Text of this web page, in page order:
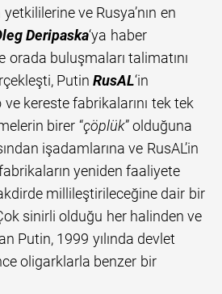
ve Rusya’nın en
Deripaska‘ya haber
orada buluşmaları talimatını
Putin RusAL‘in
kereste fabrikalarını tek tek
birer “çöplük” olduğuna
işadamlarına ve RusAL’in
yeniden faaliyete
millileştirileceğine dair bir
sinirli olduğu her halinden ve
Putin, 1999 yılında devlet
oligarklarla benzer bir